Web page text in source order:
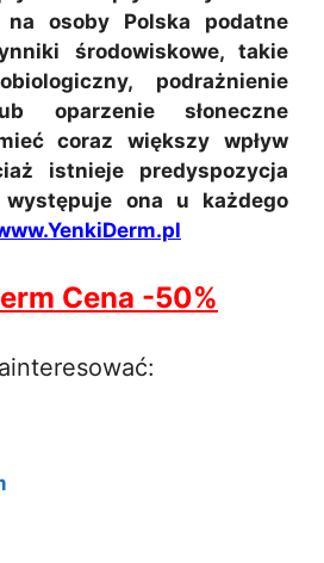
na osoby Polska podatne
środowiskowe, takie
podrażnienie
oparzenie słoneczne
coraz większy wpływ
istnieje predyspozycja
ona u każdego
Cena -50%